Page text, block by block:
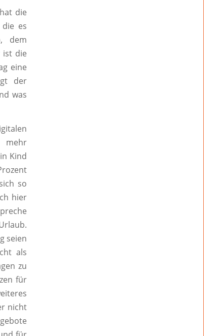
die
es
dem
ist die
eine
der
was
mehr
Kind
so
hier
seien
als
zu
für
nicht